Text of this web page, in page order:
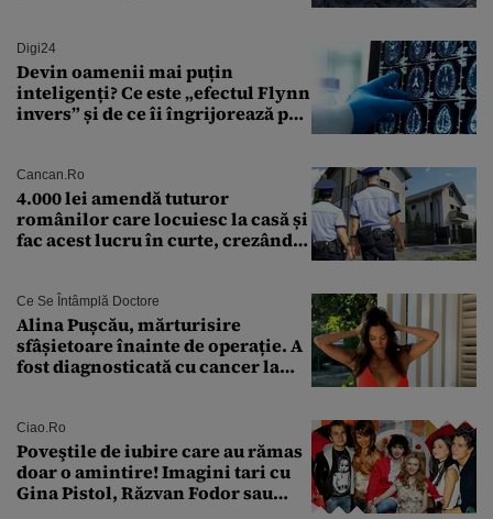
Digi24
Devin oamenii mai puțin
inteligenți? Ce este „efectul Flynn
invers” și de ce îi îngrijorează pe
Cancan.ro
4.000 lei amendă tuturor
românilor care locuiesc la casă și
fac acest lucru în curte, crezând
Ce Se Întâmplă Doctore
Alina Pușcău, mărturisire
sfâșietoare înainte de operație. A
fost diagnosticată cu cancer la
îmi salvez viața”
Ciao.ro
Poveştile de iubire care au rămas
doar o amintire! Imagini tari cu
Gina Pistol, Răzvan Fodor sau